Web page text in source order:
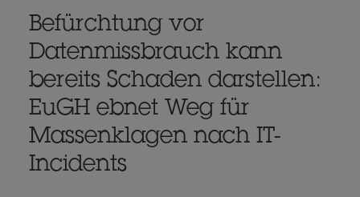
Befürchtung vor
Datenmissbrauch kann
bereits Schaden darstellen:
EuGH ebnet Weg für
Massenklagen nach IT-
Incidents